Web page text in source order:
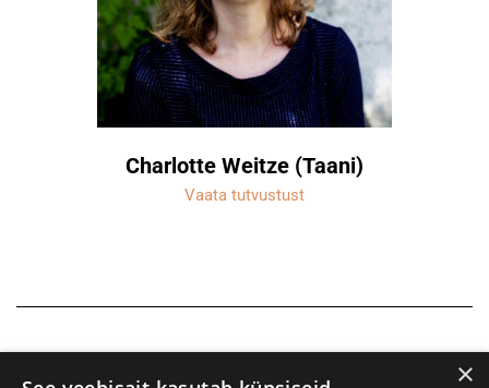
Charlotte Weitze (Taani)
Vaata tutvustust
×